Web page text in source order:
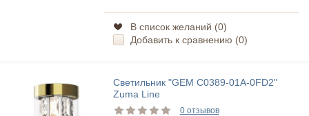
В список желаний (0)
Добавить к сравнению (0)
Светильник "GEM C0389-01A-0FD2"
Zuma Line
0 отзывов